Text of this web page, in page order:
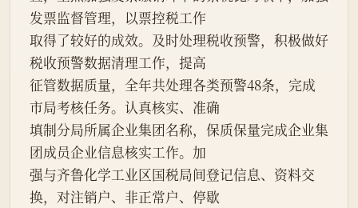
发票监督管理，以票控税工作
取得了较好的成效。及时处理税收预警，积极做好
税收预警数据清理工作，提高
征管数据质量，全年共处理各类预警48条，完成
市局考核任务。认真核实、准确
填制分局所属企业集团名称，保质保量完成企业集
团成员企业信息核实工作。加
强与齐鲁化学工业区国税局间登记信息、资料交
换，对注销户、非正常户、停歇